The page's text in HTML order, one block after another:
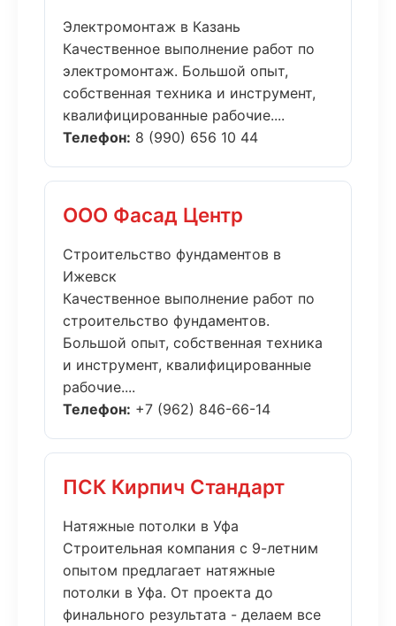
Электромонтаж в Казань
Качественное выполнение работ по
электромонтаж. Большой опыт,
собственная техника и инструмент,
квалифицированные рабочие....
Телефон: 8 (990) 656 10 44
ООО Фасад Центр
Строительство фундаментов в
Ижевск
Качественное выполнение работ по
строительство фундаментов.
Большой опыт, собственная техника
и инструмент, квалифицированные
рабочие....
Телефон: +7 (962) 846-66-14
ПСК Кирпич Стандарт
Натяжные потолки в Уфа
Строительная компания с 9-летним
опытом предлагает натяжные
потолки в Уфа. От проекта до
финального результата - делаем все